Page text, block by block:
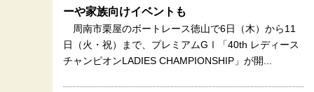
ーや家族向けイベントも
周南市栗屋のボートレース徳山で6日（木）から11
日（火・祝）まで、プレミアムGⅠ「40th レディース
チャンピオンLADIES CHAMPIONSHIP」が開...